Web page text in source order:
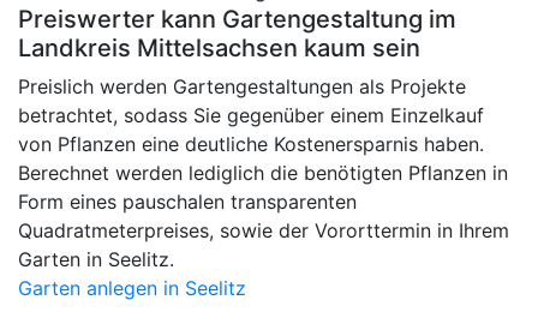
Preiswerter kann Gartengestaltung im
Landkreis Mittelsachsen kaum sein
Preislich werden Gartengestaltungen als Projekte
betrachtet, sodass Sie gegenüber einem Einzelkauf
von Pflanzen eine deutliche Kostenersparnis haben.
Berechnet werden lediglich die benötigten Pflanzen in
Form eines pauschalen transparenten
Quadratmeterpreises, sowie der Vororttermin in Ihrem
Garten in Seelitz.
Garten anlegen in Seelitz